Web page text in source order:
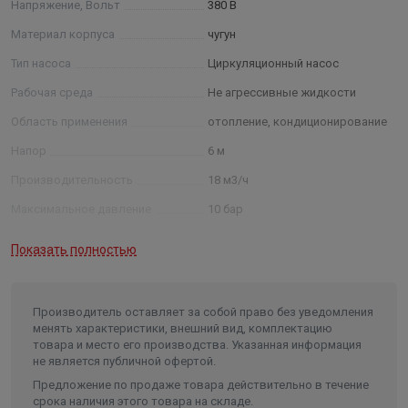
Преимущества модели:
широкий рабочий диапазон;
малое потребление электроэнергии;
длительный срок службы.
Напряжение, Вольт 380 В
Материал корпуса чугун
Тип насоса Циркуляционный насос
Рабочая среда Не агрессивные жидкости
Область применения отопление, кондиционирование
Напор 6 м
18 м3/ч
10 бар
жидкости
120 °C
Минимальная температура
жидкости
- 10 °C
Температура окружающей среды до 40 °C
Показать полностью
Производитель оставляет за собой право без уведомления
менять характеристики, внешний вид, комплектацию
товара и место его производства. Указанная информация
не является публичной офертой.
Предложение по продаже товара действительно в течение
срока наличия этого товара на складе.